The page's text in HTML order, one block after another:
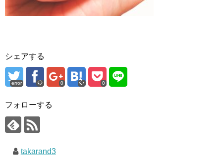
シェアする
error 0 0
フォローする
takarand3